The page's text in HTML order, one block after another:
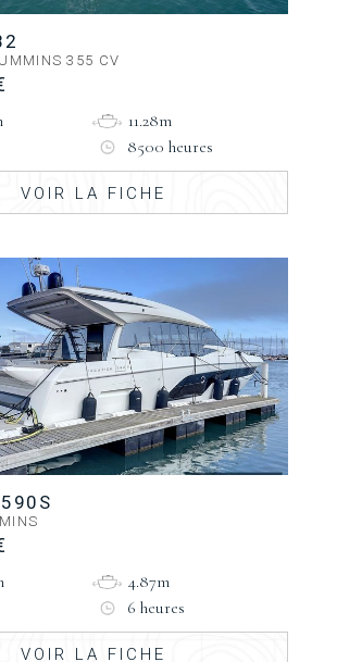
355 CV
11.28m
8500 heures
VOIR LA FICHE
4.87m
6 heures
VOIR LA FICHE